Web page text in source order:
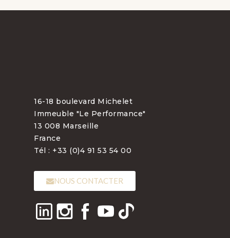
16-18 boulevard Michelet
Immeuble "Le Performance"
13 008 Marseille
France
Tél : +33 (0)4 91 53 54 00
NOUS CONTACTER